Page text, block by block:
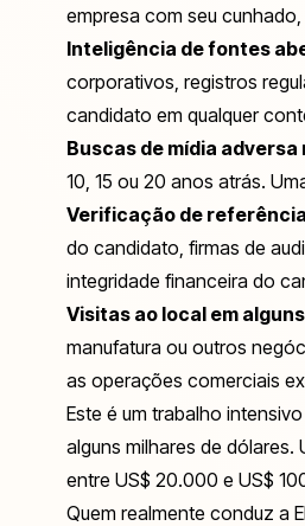
empresa com seu
Inteligência de fontes
corporativos, registros
candidato em qualquer
Buscas de mídia
10, 15 ou 20 anos atrás.
Verificação de
do candidato, firmas de
integridade financeira do
Visitas ao local em
manufatura ou outros
as operações comerciais
Este é um trabalho
alguns milhares de
entre US$ 20.000 e US$
Quem realmente conduz a